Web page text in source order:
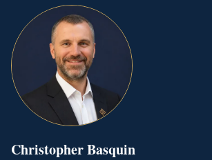
ChristopherBasquin